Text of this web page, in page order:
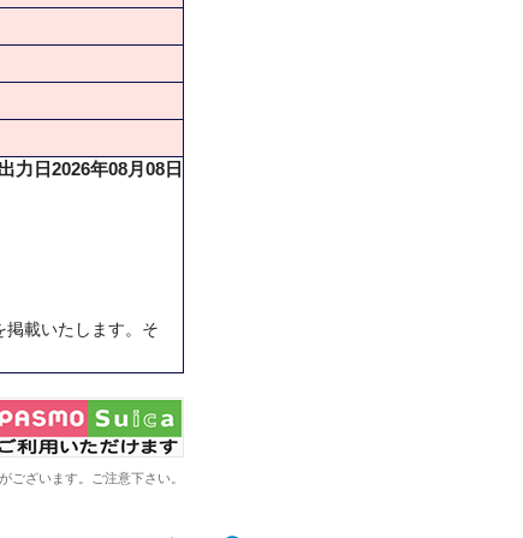
出力日2026年08月08日
掲載いたします。そ
ございます。ご注意下さい。